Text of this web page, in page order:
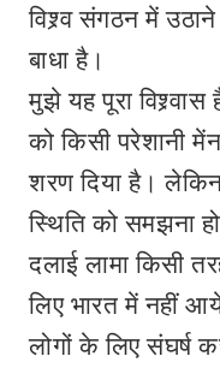
विश्र्व संगठन में
बाधा है।
मुझे यह पूरा
को किसी परेशानी
शरण दिया है।
स्थिति को समझना
दलाई लामा किसी
लिए भारत में नहीं
लोगों के लिए संघर्ष